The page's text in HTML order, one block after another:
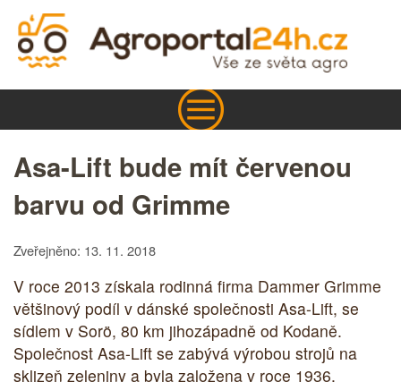
Asa-Lift bude mít červenou
barvu od Grimme
Zveřejněno: 13. 11. 2018
V roce 2013 získala rodinná firma Dammer Grimme
většinový podíl v dánské společnosti Asa-Lift, se
sídlem v Sorö, 80 km jihozápadně od Kodaně.
Společnost Asa-Lift se zabývá výrobou strojů na
sklizeň zeleniny a byla založena v roce 1936.